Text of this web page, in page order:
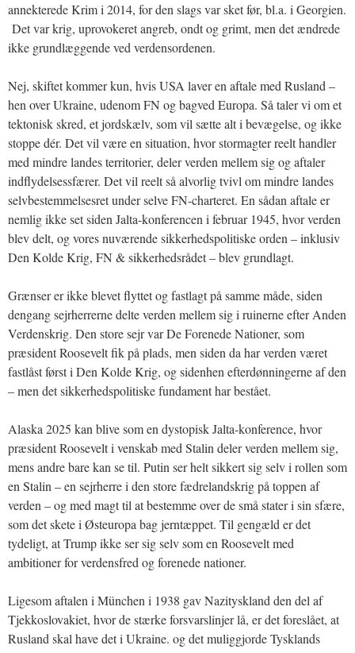
annekterede Krim i 2014, for den slags var sket før, bl.a. i Georgien.
Det var krig, uprovokeret angreb, ondt og grimt, men det ændrede
ikke grundlæggende ved verdensordenen.
Nej, skiftet kommer kun, hvis USA laver en aftale med Rusland –
hen over Ukraine, udenom FN og bagved Europa. Så taler vi om et
tektonisk skred, et jordskælv, som vil sætte alt i bevægelse, og ikke
stoppe dér. Det vil være en situation, hvor stormagter reelt handler
med mindre landes territorier, deler verden mellem sig og aftaler
indflydelsessfærer. Det vil reelt så alvorlig tvivl om mindre landes
selvbestemmelsesret under selve FN-charteret. En sådan aftale er
nemlig ikke set siden Jalta-konferencen i februar 1945, hvor verden
blev delt, og vores nuværende sikkerhedspolitiske orden – inklusiv
Den Kolde Krig, FN & sikkerhedsrådet – blev grundlagt.
Grænser er ikke blevet flyttet og fastlagt på samme måde, siden
dengang sejrherrerne delte verden mellem sig i ruinerne efter Anden
Verdenskrig. Den store sejr var De Forenede Nationer, som
præsident Roosevelt fik på plads, men siden da har verden været
fastlåst først i Den Kolde Krig, og sidenhen efterdønningerne af den
– men det sikkerhedspolitiske fundament har bestået.
Alaska 2025 kan blive som en dystopisk Jalta-konference, hvor
præsident Roosevelt i venskab med Stalin deler verden mellem sig,
mens andre bare kan se til. Putin ser helt sikkert sig selv i rollen som
en Stalin – en sejrherre i den store fædrelandskrig på toppen af
verden – og med magt til at bestemme over de små stater i sin sfære,
som det skete i Østeuropa bag jerntæppet. Til gengæld er det
tydeligt, at Trump ikke ser sig selv som en Roosevelt med
ambitioner for verdensfred og forenede nationer.
Ligesom aftalen i München i 1938 gav Nazityskland den del af
Tjekkoslovakiet, hvor de stærke forsvarslinjer lå, er det foreslået, at
Rusland skal have det i Ukraine. og det muliggjorde Tysklands